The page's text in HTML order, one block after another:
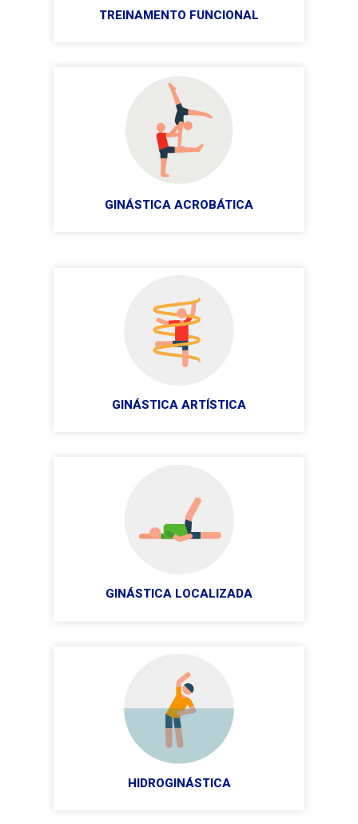
TREINAMENTO FUNCIONAL
GINÁSTICA ACROBÁTICA
GINÁSTICA ARTÍSTICA
GINÁSTICA LOCALIZADA
HIDROGINÁSTICA